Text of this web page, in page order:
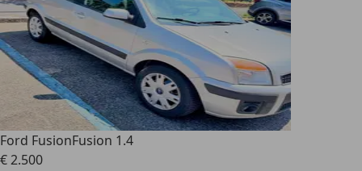
Ford FusionFusion 1.4
€ 2.500